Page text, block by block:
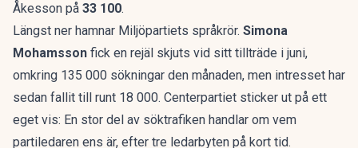
Åkesson på 33 100.
Längst ner hamnar Miljöpartiets språkrör. Simona
Mohamsson fick en rejäl skjuts vid sitt tillträde i juni,
omkring 135 000 sökningar den månaden, men intresset har
sedan fallit till runt 18 000. Centerpartiet sticker ut på ett
eget vis: En stor del av söktrafiken handlar om vem
partiledaren ens är, efter tre ledarbyten på kort tid.